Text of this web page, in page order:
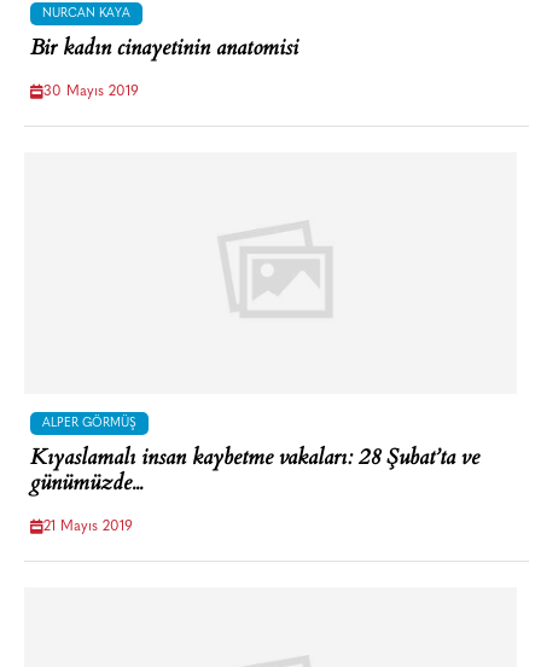
NURCAN KAYA
Bir kadın cinayetinin anatomisi
30 Mayıs 2019
ALPER GÖRMÜŞ
Kıyaslamalı insan kaybetme vakaları: 28 Şubat’ta ve
günümüzde...
21 Mayıs 2019